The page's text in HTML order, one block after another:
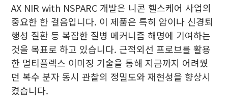
AX NIR with NSPARC 개발은 니콘 헬스케어 사업의
중요한 한 걸음입니다. 이 제품은 특히 암이나 신경퇴
행성 질환 등 복잡한 질병 메커니즘 해명에 기여하는
것을 목표로 하고 있습니다. 근적외선 프로브를 활용
한 멀티플렉스 이미징 기술을 통해 지금까지 어려웠
던 복수 분자 동시 관찰의 정밀도와 재현성을 향상시
켰습니다.